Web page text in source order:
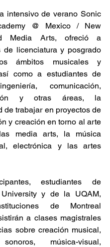
intensivo de verano Sonic
@ Mexico / New
Media Arts, ofreció a
de licenciatura y posgrado
ámbitos musicales y
como a estudiantes de
comunicación,
y otras áreas, la
de trabajar en proyectos de
y creación en torno al arte
media arts, la música
electrónica y las artes
estudiantes de
y de la UQAM,
de Montreal
a clases magistrales
sobre creación musical,
música-visual,